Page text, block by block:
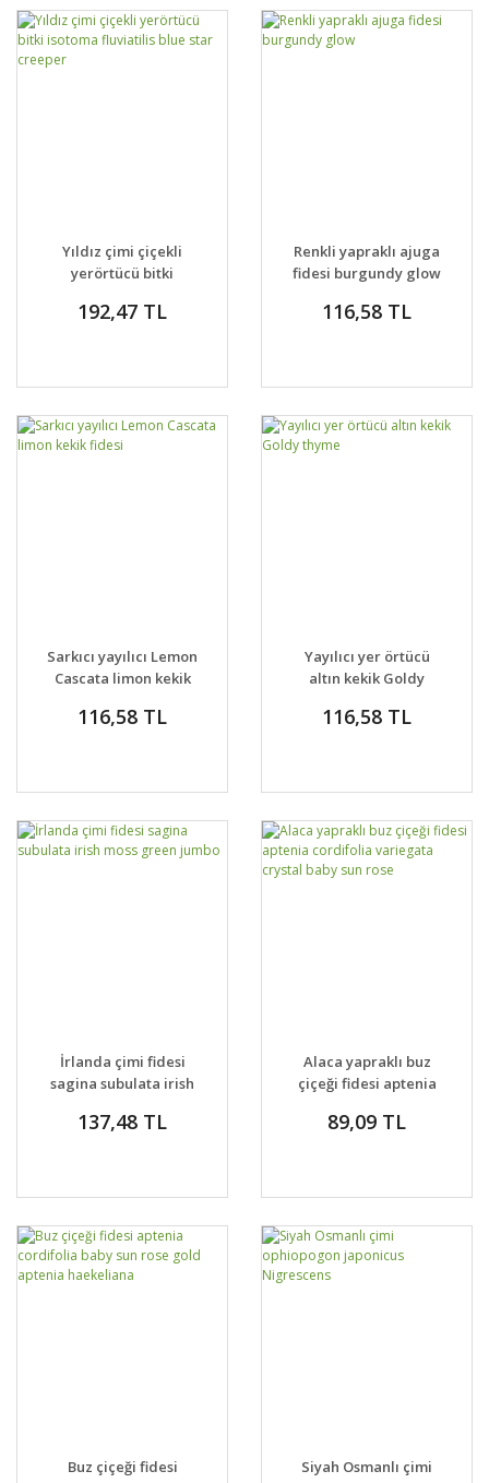
Yıldız çimi çiçekli
yerörtücü bitki
blue star creeper
192,47 TL
Renkli yapraklı ajuga
fidesi burgundy glow
116,58 TL
Sarkıcı yayılıcı Lemon
Cascata limon kekik
116,58 TL
Yayılıcı yer örtücü
altın kekik Goldy
116,58 TL
İrlanda çimi fidesi
sagina subulata irish
137,48 TL
Alaca yapraklı buz
çiçeği fidesi aptenia
crystal baby sun rose
89,09 TL
Buz çiçeği fidesi
Siyah Osmanlı çimi